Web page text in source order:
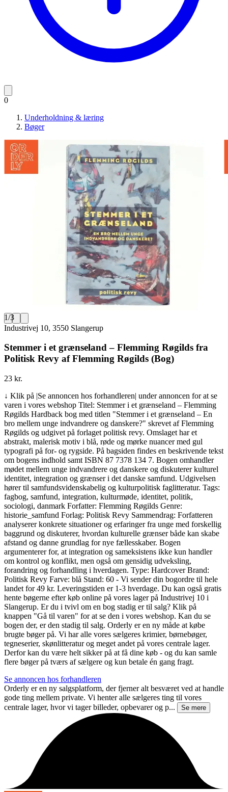
0
Underholdning & læring
Bøger
1/3
Industrivej 10, 3550 Slangerup
Stemmer i et grænseland – Flemming Røgilds fra
Politisk Revy af Flemming Røgilds (Bog)
23 kr.
↓ Klik på |Se annoncen hos forhandleren| under annoncen for at se
varen i vores webshop Titel: Stemmer i et grænseland – Flemming
Røgilds Hardback bog med titlen "Stemmer i et grænseland – En
bro mellem unge indvandrere og danskere?" skrevet af Flemming
Røgilds og udgivet på forlaget politisk revy. Omslaget har et
abstrakt, malerisk motiv i blå, røde og mørke nuancer med gul
typografi på for- og rygside. På bagsiden findes en beskrivende tekst
om bogens indhold samt ISBN 87 7378 134 7. Bogen omhandler
mødet mellem unge indvandrere og danskere og diskuterer kulturel
identitet, integration og grænser i det danske samfund. Udgivelsen
hører til samfundsvidenskabelig og kulturpolitisk faglitteratur. Tags:
fagbog, samfund, integration, kulturmøde, identitet, politik,
sociologi, danmark Forfatter: Flemming Røgilds Genre:
historie_samfund Forlag: Politisk Revy Sammendrag: Forfatteren
analyserer konkrete situationer og erfaringer fra unge med forskellig
baggrund og diskuterer, hvordan kulturelle grænser både kan skabe
afstand og danne grundlag for nye fællesskaber. Bogen
argumenterer for, at integration og sameksistens ikke kun handler
om kontrol og konflikt, men også om gensidig udveksling,
forandring og forhandling i hverdagen. Type: Hardcover Brand:
Politisk Revy Farve: blå Stand: 60 - Vi sender din bogordre til hele
landet for 49 kr. Leveringstiden er 1-3 hverdage. Du kan også gratis
hente bøgerne efter køb online på vores lager på Industrivej 10 i
Slangerup. Er du i tvivl om en bog stadig er til salg? Klik på
knappen "Gå til varen" for at se den i vores webshop. Kan du se
bogen der, er den stadig til salg. Orderly er en ny måde at købe
brugte bøger på. Vi har alle vores sælgeres krimier, børnebøger,
tegneserier, skønlitteratur og meget andet på vores centrale lager.
Derfor kan du være helt sikker på at få dine køb - og du kan samle
flere bøger på tværs af sælgere og kun betale én gang fragt.
Se annoncen hos forhandleren
Orderly er en ny salgsplatform, der fjerner alt besværet ved at handle
gode ting mellem private. Vi henter alle sælgeres ting til vores
centrale lager, hvor vi tager billeder, opbevarer og p...
Se mere